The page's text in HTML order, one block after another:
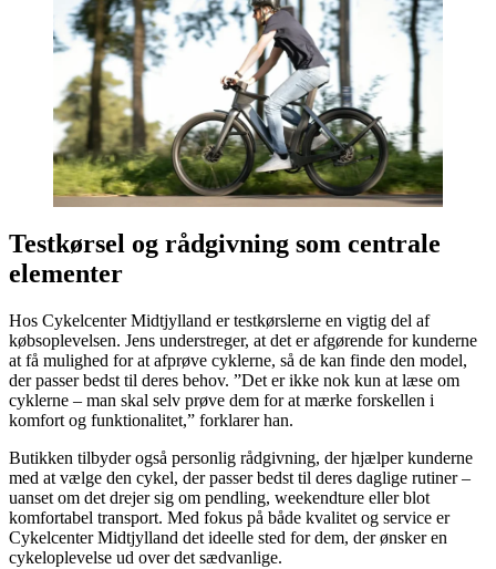
Testkørsel og rådgivning som centrale
elementer
Hos Cykelcenter Midtjylland er testkørslerne en vigtig del af
købsoplevelsen. Jens understreger, at det er afgørende for kunderne
at få mulighed for at afprøve cyklerne, så de kan finde den model,
der passer bedst til deres behov. ”Det er ikke nok kun at læse om
cyklerne – man skal selv prøve dem for at mærke forskellen i
komfort og funktionalitet,” forklarer han.
Butikken tilbyder også personlig rådgivning, der hjælper kunderne
med at vælge den cykel, der passer bedst til deres daglige rutiner –
uanset om det drejer sig om pendling, weekendture eller blot
komfortabel transport. Med fokus på både kvalitet og service er
Cykelcenter Midtjylland det ideelle sted for dem, der ønsker en
cykeloplevelse ud over det sædvanlige.